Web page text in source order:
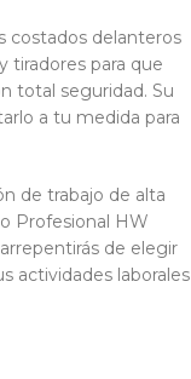
costados delanteros
tiradores para que
total seguridad. Su
a tu medida para
de trabajo de alta
Profesional HW
de elegir
actividades laborales